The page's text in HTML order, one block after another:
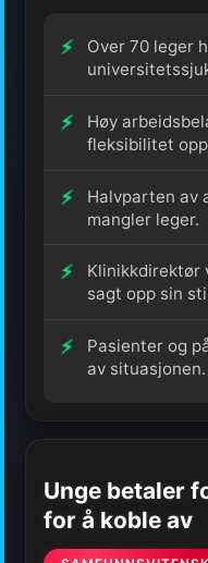
Over 70 leger
Høy
fleksibilitet
Halvparten av
mangler leger.
Klinikkdirektør
sagt opp sin
Pasienter og
av situasjonen.
Unge betaler
for å koble av